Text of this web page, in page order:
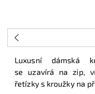
Luxusní dámská
se uzavírá na zip,
řetízky s kroužky na